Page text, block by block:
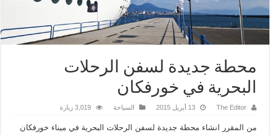
محطة جديدة لسفن الرحلات
البحرية في خورفكان
The Editor 13 أبريل 2015 السياحة 3,019 زيارة
من المقرر انشاء محطة جديدة لسفن الرحلات البحرية في ميناء خورفكان